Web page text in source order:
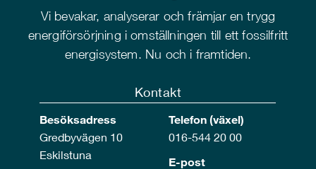
Vi bevakar, analyserar och främjar en trygg
energiförsörjning i omställningen till ett fossilfritt
energisystem. Nu och i framtiden.
Kontakt
Besöksadress
Gredbyvägen 10
Eskilstuna
Telefon (växel)
016-544 20 00
E-post